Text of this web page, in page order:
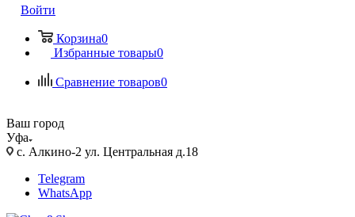
Войти
Корзина0
Избранные товары0
Сравнение товаров0
Ваш город
Уфа
с. Алкино-2 ул. Центральная д.18
Telegram
WhatsApp